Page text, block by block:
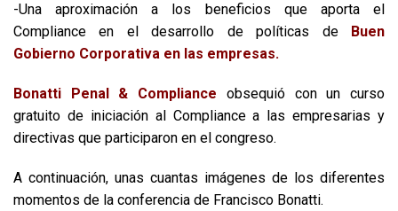
-Una aproximación a los beneficios que aporta el
Compliance en el desarrollo de políticas de Buen
Gobierno Corporativa en las empresas.
Bonatti Penal & Compliance obsequió con un curso
gratuito de iniciación al Compliance a las empresarias y
directivas que participaron en el congreso.
A continuación, unas cuantas imágenes de los diferentes
momentos de la conferencia de Francisco Bonatti.